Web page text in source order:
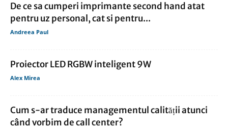
De ce sa cumperi imprimante second hand atat
pentru uz personal, cat si pentru...
Andreea Paul
Proiector LED RGBW inteligent 9W
Alex Mirea
Cum s-ar traduce managementul calității atunci
când vorbim de call center?